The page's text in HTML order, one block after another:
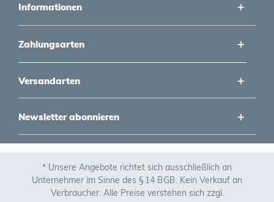
Informationen
Zahlungsarten
Versandarten
Newsletter abonnieren
* Unsere Angebote richtet sich ausschließlich an
Unternehmer im Sinne des § 14 BGB. Kein Verkauf an
Verbraucher. Alle Preise verstehen sich zzgl.